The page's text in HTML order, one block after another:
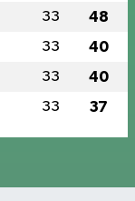
33 48
33 40
33 40
33 37